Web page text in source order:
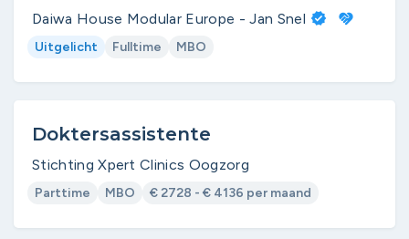
Daiwa House Modular Europe - Jan Snel
Uitgelicht Fulltime MBO
Doktersassistente
Stichting Xpert Clinics Oogzorg
Parttime MBO € 2728 - € 4136 per maand